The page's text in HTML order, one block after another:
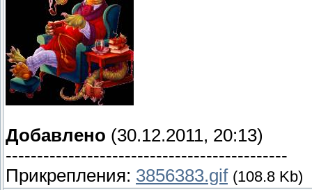
Добавлено (30.12.2011, 20:13)
---------------------------------------------
Прикрепления: 3856383.gif (108.8 Kb)